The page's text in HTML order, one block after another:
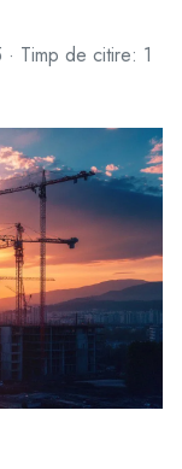
· Timp de citire: 1